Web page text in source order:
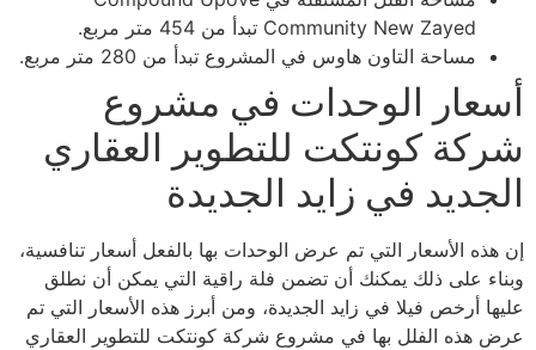
Community New Zayed تبدأ من 454 متر مربع.
مساحة التاون هاوس في المشروع تبدأ من 280 متر مربع.
أسعار الوحدات في مشروع
شركة كونتكت للتطوير العقاري
الجديد في زايد الجديدة
إن هذه الأسعار التي تم عرض الوحدات بها بالفعل أسعار تنافسية،
وبناء على ذلك يمكنك أن تضمن فلة راقية التي يمكن أن نطلق
عليها أرخص فيلا في زايد الجديدة، ومن أبرز هذه الأسعار التي تم
عرض هذه الفلل بها في مشروع شركة كونتكت للتطوير العقاري